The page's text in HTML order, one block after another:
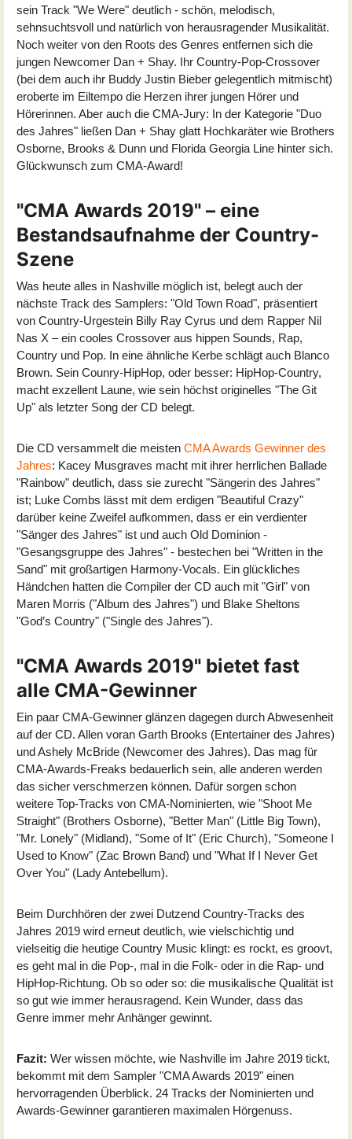
sein Track "We Were" deutlich - schön, melodisch,
sehnsuchtsvoll und natürlich von herausragender Musikalität.
Noch weiter von den Roots des Genres entfernen sich die
jungen Newcomer Dan + Shay. Ihr Country-Pop-Crossover
(bei dem auch ihr Buddy Justin Bieber gelegentlich mitmischt)
eroberte im Eiltempo die Herzen ihrer jungen Hörer und
Hörerinnen. Aber auch die CMA-Jury: In der Kategorie "Duo
des Jahres" ließen Dan + Shay glatt Hochkaräter wie Brothers
Osborne, Brooks & Dunn und Florida Georgia Line hinter sich.
Glückwunsch zum CMA-Award!
"CMA Awards 2019" – eine
Bestandsaufnahme der Country-
Szene
Was heute alles in Nashville möglich ist, belegt auch der
nächste Track des Samplers: "Old Town Road", präsentiert
von Country-Urgestein Billy Ray Cyrus und dem Rapper Nil
Nas X – ein cooles Crossover aus hippen Sounds, Rap,
Country und Pop. In eine ähnliche Kerbe schlägt auch Blanco
Brown. Sein Counry-HipHop, oder besser: HipHop-Country,
macht exzellent Laune, wie sein höchst originelles "The Git
Up" als letzter Song der CD belegt.
Die CD versammelt die meisten CMA Awards Gewinner des
Jahres: Kacey Musgraves macht mit ihrer herrlichen Ballade
"Rainbow" deutlich, dass sie zurecht "Sängerin des Jahres"
ist; Luke Combs lässt mit dem erdigen "Beautiful Crazy"
darüber keine Zweifel aufkommen, dass er ein verdienter
"Sänger des Jahres" ist und auch Old Dominion -
"Gesangsgruppe des Jahres" - bestechen bei "Written in the
Sand" mit großartigen Harmony-Vocals. Ein glückliches
Händchen hatten die Compiler der CD auch mit "Girl" von
Maren Morris ("Album des Jahres") und Blake Sheltons
"God’s Country" ("Single des Jahres").
"CMA Awards 2019" bietet fast
alle CMA-Gewinner
Ein paar CMA-Gewinner glänzen dagegen durch Abwesenheit
auf der CD. Allen voran Garth Brooks (Entertainer des Jahres)
und Ashely McBride (Newcomer des Jahres). Das mag für
CMA-Awards-Freaks bedauerlich sein, alle anderen werden
das sicher verschmerzen können. Dafür sorgen schon
weitere Top-Tracks von CMA-Nominierten, wie "Shoot Me
Straight" (Brothers Osborne), "Better Man" (Little Big Town),
"Mr. Lonely" (Midland), "Some of It" (Eric Church), "Someone I
Used to Know" (Zac Brown Band) und "What If I Never Get
Over You" (Lady Antebellum).
Beim Durchhören der zwei Dutzend Country-Tracks des
Jahres 2019 wird erneut deutlich, wie vielschichtig und
vielseitig die heutige Country Music klingt: es rockt, es groovt,
es geht mal in die Pop-, mal in die Folk- oder in die Rap- und
HipHop-Richtung. Ob so oder so: die musikalische Qualität ist
so gut wie immer herausragend. Kein Wunder, dass das
Genre immer mehr Anhänger gewinnt.
Fazit: Wer wissen möchte, wie Nashville im Jahre 2019 tickt,
bekommt mit dem Sampler "CMA Awards 2019" einen
hervorragenden Überblick. 24 Tracks der Nominierten und
Awards-Gewinner garantieren maximalen Hörgenuss.